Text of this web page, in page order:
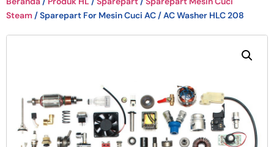
Steam / Sparepart For Mesin Cuci AC / AC Washer HLC 208